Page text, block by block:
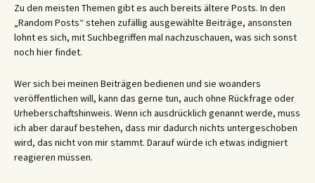
Zu den meisten Themen gibt es auch bereits ältere Posts. In den
„Random Posts“ stehen zufällig ausgewählte Beiträge, ansonsten
lohnt es sich, mit Suchbegriffen mal nachzuschauen, was sich sonst
noch hier findet.
Wer sich bei meinen Beiträgen bedienen und sie woanders
veröffentlichen will, kann das gerne tun, auch ohne Rückfrage oder
Urheberschaftshinweis. Wenn ich ausdrücklich genannt werde, muss
ich aber darauf bestehen, dass mir dadurch nichts untergeschoben
wird, das nicht von mir stammt. Darauf würde ich etwas indigniert
reagieren müssen.